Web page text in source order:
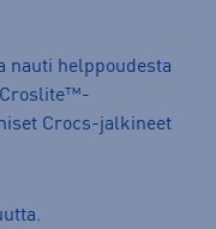
nauti helppoudesta
Croslite™-
Crocs-jalkineet